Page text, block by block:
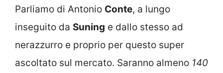
Parliamo di Antonio Conte, a lungo
inseguito da Suning e dallo stesso ad
nerazzurro e proprio per questo super
ascoltato sul mercato. Saranno almeno 140